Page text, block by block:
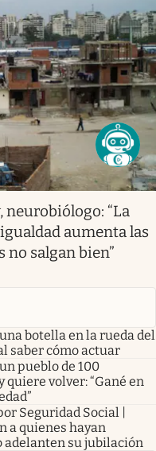
neurobiólogo: “La
aumenta las
no salgan bien”
botella en la rueda del
saber cómo actuar
pueblo de 100
volver: “Gané en
Seguridad Social |
a quienes hayan
adelanten su jubilación